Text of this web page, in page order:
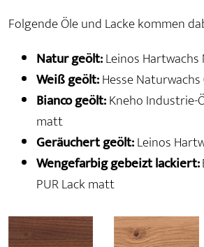
Folgende Öle und Lacke kommen
Natur geölt:Leinos
Weiß geölt:Hesse
Bianco geölt:Kneho
matt
Geräuchert geölt:Leinos
Wengefarbig gebeizt lackiert:
PUR Lack matt